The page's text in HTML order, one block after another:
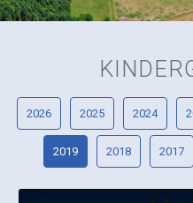
2026 2025 2024
2019 2018 2017